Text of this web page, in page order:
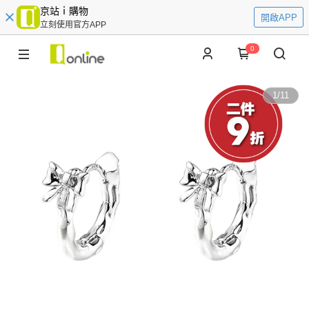
京站ｉ購物
立刻使用官方APP
開啟APP
0
1/11